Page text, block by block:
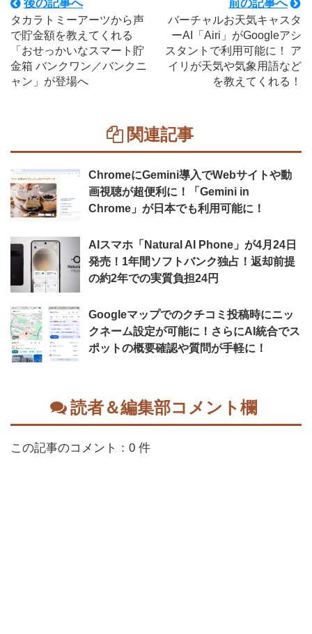
後の記事へ
タカラトミーアーツから声
で貯金額を教えてくれる
「おせっかいなスマート貯
金箱 バンクワン／バンクニ
ャン」が登場へ
前の記事へ
バーチャルお天気キャスタ
ーAI「Airi」がGoogleアシ
スタントで利用可能に！ ア
イリが天気や気象用語など
を教えてくれる！
関連記事
ChromeにGemini導入でWebサイトや動
画視聴が超便利に！「Gemini in
Chrome」が日本でも利用可能に！
AIスマホ「Natural AI Phone」が4月24日
発売！1年間ソフトバンク独占！返却前提
の約2年での実質負担24円
Googleマップでのクチコミ投稿時にニッ
クネーム設定が可能に！さらにAI統合でス
ポットの概要確認や質問が手軽に！
読者＆編集部コメント欄
この記事のコメント：0 件